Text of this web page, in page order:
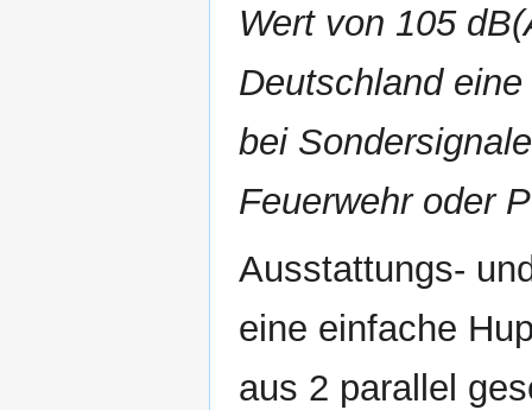
Wert von 105
Deutschland
bei
Feuerwehr oder
Ausstattungs-
eine einfache
aus 2 parallel